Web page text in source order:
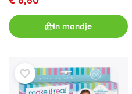
In mandje